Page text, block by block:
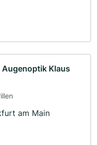
Klaus
am Main